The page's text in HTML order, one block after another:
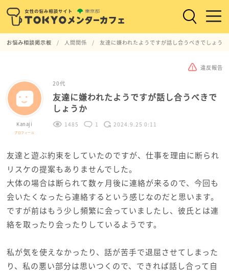
お悩み相談掲示板 人間関係 友達に嫌われたようですが話し合うべきでしょうか
違反報告
Kanaji
プロフィール
20代
友達に嫌われたようですが話し合うべきで
しょうか
1485 1 2024.9.25 0:11
友達と遊ぶ約束をしていたのですが、仕事を理由に断られ
リスケの提案もありませんでした。
大体の場合は断られて数ヶ月後に連絡が来るので、今回も
会いたくなったら連絡するという感じなのだと思います。
ですが前はもう少し頻繁に会っていましたし、彼氏とは連
絡を取ったり会ったりしているようです。
私が気を使えなかったり、話が苦手で退屈させてしまった
り、私の悪い部分は思いつくので、できれば話し合って自